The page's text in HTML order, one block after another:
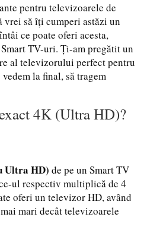
pentru televizoarele de
vrei să îți cumperi astăzi un
ce poate oferi acesta,
TV-uri. Ți-am pregătit un
al televizorului perfect pentru
la final, să tragem
4K (Ultra HD)?
Ultra HD) de pe un Smart TV
ul respectiv multiplică de 4
oferi un televizor HD, având
mari decât televizoarele